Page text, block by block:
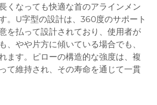
くなっても快適な首のアラインメン
。U字型の設計は、360度のサポート
を払って設計されており、使用者が
、やや片方に傾いている場合でも、
ます。ピローの構造的な強度は、複
て維持され、その寿命を通じて一貫